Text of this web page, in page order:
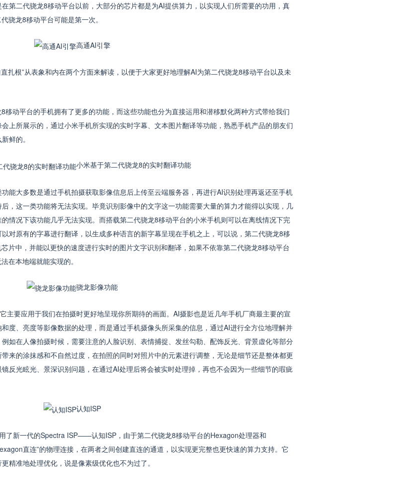
第二代骁龙8移动平台以前，大部分的芯片都是为AI提供算力，以实现人们所需要的功用，真
骁龙8移动平台可能是第一次。
高通AI引擎
根”从表象和内在两个方面来解读，以便于大家更好地理解AI为第二代骁龙8移动平台以及未
动平台的手机拥有了更多的功能，而这些功能也分为直接运用和潜移默化两种方式带给我们
上所展示的，通过小米手机所实现的实时字幕、文本图片翻译等功能，熟悉手机产品的朋友们
鲜的。
小米基于第二代骁龙8的实时翻译功能
大多数是通过手机拍摄获取影像信息后上传至云端服务器，再进行AI识别处理再返还至手机
，这一类功能将无法实现。毕竟识别影像中的文字这一功能需要大量的算力才能得以实现，几
情况下该功能几乎无法实现。而搭载第二代骁龙8移动平台的小米手机则可以在离线情况下完
对原有的字幕进行翻译，以生成多种语言的新字幕呈现在手机之上，可以说，第二代骁龙8移
片中，并能以更快的速度进行实时的图片文字识别和翻译，如果不依靠第二代骁龙8移动平台
在本地端就能实现的。
骁龙影像功能
要应用于我们在拍摄时更好地呈现你所期待的画面。AI摄影也是近几年手机厂商最主要的宣
度、亮度等影像数据的处理，而是通过手机摄像头所采集的信息，通过AI进行全方位地理解并
如在人像拍摄时候，需要注意的人脸识别、表情捕捉、发丝勾勒、配饰反光、背景虚化等部分
来的涂抹感和不自然过度，在拍照的同时对照片中的元素进行调整，无论是细节还是整体都更
反光眩光、景深识别问题，在通过AI处理后将会被实时处理掉，再也不会因为一些细节的瑕疵
认知ISP
新一代的Spectra ISP——认知ISP，由于第二代骁龙8移动平台的Hexagon处理器和
直连”的物理连接，在两者之间创建直连的通道，以实现更完整也更快速的算力支持。它
精准地处理优化，说是像素级优化也不为过了。